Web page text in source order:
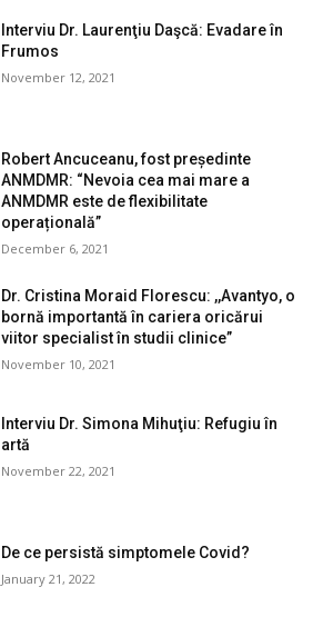
Interviu Dr. Laurenţiu Daşcă: Evadare în
Frumos
November 12, 2021
Robert Ancuceanu, fost președinte
ANMDMR: “Nevoia cea mai mare a
ANMDMR este de flexibilitate
operațională”
December 6, 2021
Dr. Cristina Moraid Florescu: ,,Avantyo, o
bornă importantă în cariera oricărui
viitor specialist în studii clinice”
November 10, 2021
Interviu Dr. Simona Mihuţiu: Refugiu în
artă
November 22, 2021
De ce persistă simptomele Covid?
January 21, 2022